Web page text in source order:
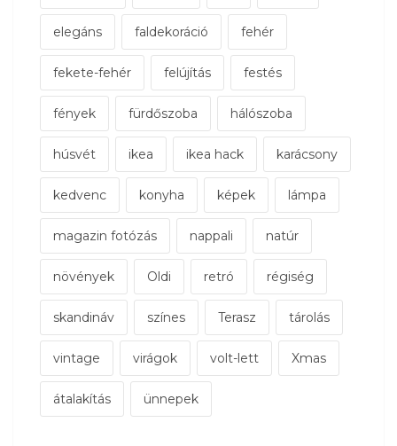
elegáns faldekoráció fehér
fekete-fehér felújítás festés
fények fürdőszoba hálószoba
húsvét ikea ikea hack karácsony
kedvenc konyha képek lámpa
magazin fotózás nappali natúr
növények Oldi retró régiség
skandináv színes Terasz tárolás
vintage virágok volt-lett Xmas
átalakítás ünnepek